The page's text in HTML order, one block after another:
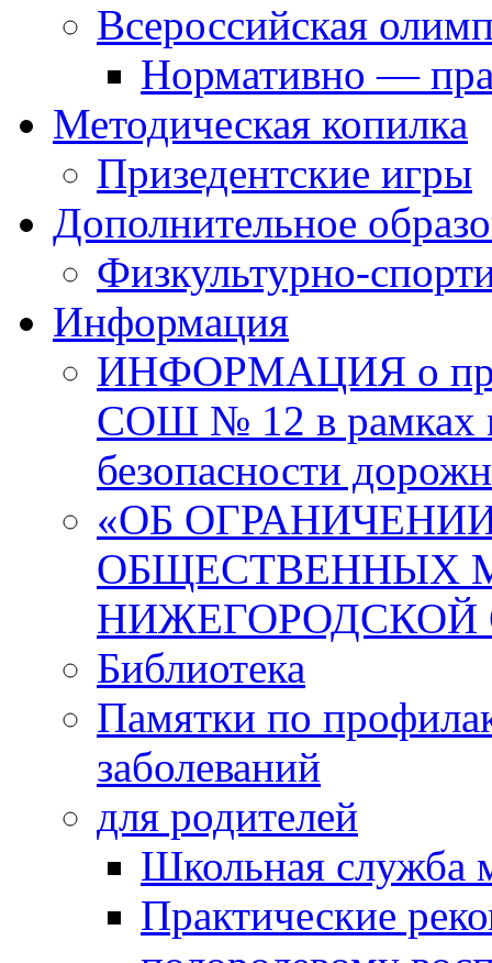
Всероссийская
Нормативно —
Методическая копилка
Призедентские игры
Дополнительное
Физкультурно-
Информация
ИНФОРМАЦИЯ о
СОШ № 12 в рамках
безопасности
«ОБ
ОБЩЕСТВЕННЫХ
НИЖЕГОРОДСКОЙ
Библиотека
Памятки по
заболеваний
для родителей
Школьная служба
Практические